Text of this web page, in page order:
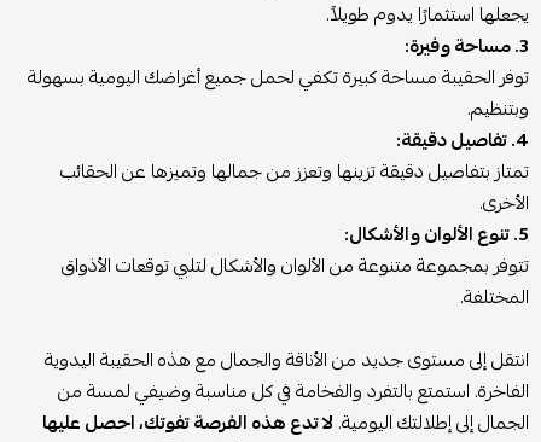
يجعلها استثمارًا يدوم طويلاً.
3. مساحة وفيرة:
توفر الحقيبة مساحة كبيرة تكفي لحمل جميع أغراضك اليومية بسهولة
وبتنظيم.
4. تفاصيل دقيقة:
تمتاز بتفاصيل دقيقة تزينها وتعزز من جمالها وتميزها عن الحقائب
الأخرى.
5. تنوع الألوان والأشكال:
تتوفر بمجموعة متنوعة من الألوان والأشكال لتلبي توقعات الأذواق
المختلفة.
انتقل إلى مستوى جديد من الأناقة والجمال مع هذه الحقيبة اليدوية
الفاخرة. استمتع بالتفرد والفخامة في كل مناسبة وضيفي لمسة من
الجمال إلى إطلالتك اليومية. لا تدع هذه الفرصة تفوتك، احصل عليها